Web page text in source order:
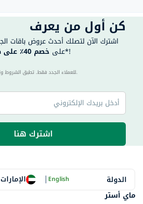
كن أول من يعرف
اشترك الآن لتصلك أحدث عروض باقات
على خصم 40٪ على طلبك الأول مباشرةً*!
40 للعملاء الجدد فقط. تطبق الشروط والأحكام.
اشترك هنا
الدولة |English
ماي أستر